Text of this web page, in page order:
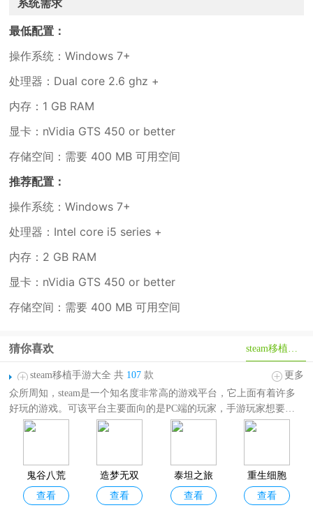
系统需求
最低配置：
操作系统：Windows 7+
处理器：Dual core 2.6 ghz +
内存：1 GB RAM
显卡：nVidia GTS 450 or better
存储空间：需要 400 MB 可用空间
推荐配置：
操作系统：Windows 7+
处理器：Intel core i5 series +
内存：2 GB RAM
显卡：nVidia GTS 450 or better
存储空间：需要 400 MB 可用空间
steam移植手游
猜你喜欢
steam移植手游大全 共 107 款
更多
众所周知，steam是一个知名度非常高的游戏平台，它上面有着许多
好玩的游戏。可该平台主要面向的是PC端的玩家，手游玩家想要玩
这些游戏还是很难的。但是随着手机性能越来越好，端游向手游移植
miside、鬼谷八荒、模拟山羊、光明记忆、重生细胞、饥荒、星露谷
物语、泰拉瑞亚等等，题材玩法涵盖角色扮演、模拟经营、射击、解
谜、 冒险，后面小编还会陆续加入更多好玩的steam移植类游戏，有
鬼谷八荒
手机版
查看
造梦无双
手机版
查看
泰坦之旅
手机版
查看
重生细胞
官方正版
查看